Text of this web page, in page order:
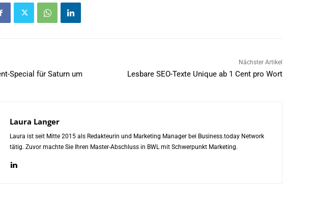
Special für Saturn um
Nächster Artikel
Lesbare SEO-Texte Unique ab 1 Cent pro Wort
Laura Langer
Laura ist seit Mitte 2015 als Redakteurin und Marketing Manager bei Business.today Network
tätig. Zuvor machte Sie Ihren Master-Abschluss in BWL mit Schwerpunkt Marketing.